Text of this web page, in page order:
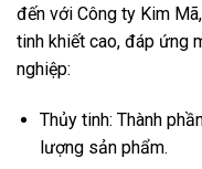
đến với Công ty Kim
tinh khiết cao, đáp ứng
nghiệp:
Thủy tinh: Thành
lượng sản phẩm.